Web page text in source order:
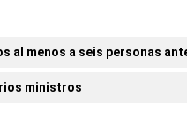
al menos a seis personas
ministros